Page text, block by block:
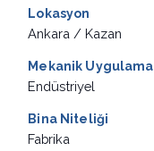
Lokasyon
Ankara / Kazan
Mekanik Uygulama
Endüstriyel
Bina Niteliği
Fabrika